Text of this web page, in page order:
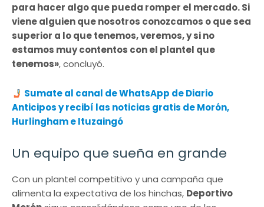
para hacer algo que pueda romper el mercado. Si
viene alguien que nosotros conozcamos o que sea
superior a lo que tenemos, veremos, y si no
estamos muy contentos con el plantel que
tenemos», concluyó.
Sumate al canal de WhatsApp de Diario
Anticipos y recibí las noticias gratis de Morón,
Hurlingham e Ituzaingó
Un equipo que sueña en grande
Con un plantel competitivo y una campaña que
alimenta la expectativa de los hinchas, Deportivo